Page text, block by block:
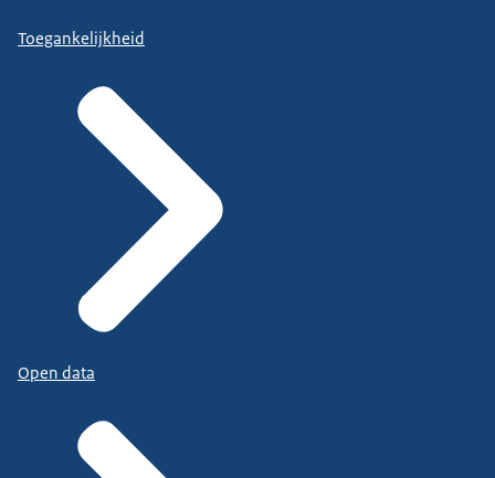
Toegankelijkheid
Open data